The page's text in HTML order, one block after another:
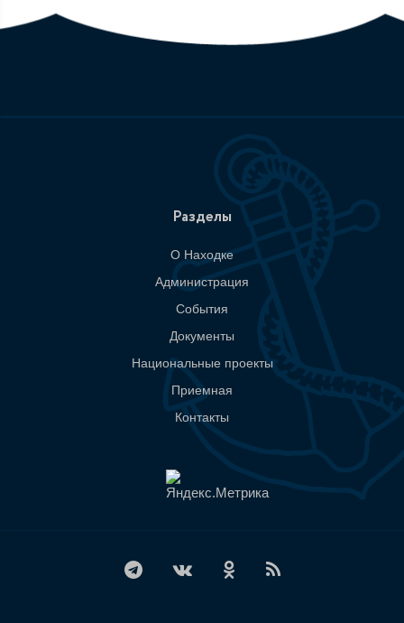
Разделы
О Находке
Администрация
События
Документы
Национальные проекты
Приемная
Контакты